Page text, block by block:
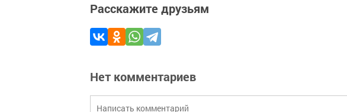
Расскажите друзьям
Нет комментариев